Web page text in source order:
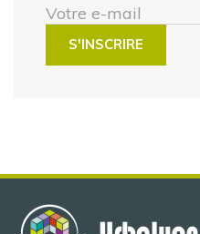
Votre e-mail